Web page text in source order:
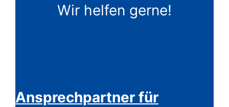
Wir helfen gerne!
Ansprechpartner für